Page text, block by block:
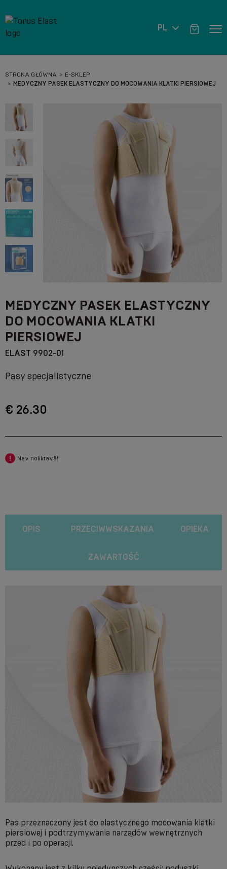
PL
STRONA GŁÓWNA
E-SKLEP
MEDYCZNY PASEK ELASTYCZNY DO MOCOWANIA KLATKI PIERSIOWEJ
MEDYCZNY PASEK ELASTYCZNY
DO MOCOWANIA KLATKI
PIERSIOWEJ
ELAST 9902-01
Pasy specjalistyczne
€ 26.30
Nav noliktavā!
OPIS PRZECIWWSKAZANIA OPIEKA
ZAWARTOŚĆ
Pas przeznaczony jest do elastycznego mocowania klatki
piersiowej i podtrzymywania narządów wewnętrznych
przed i po operacji.